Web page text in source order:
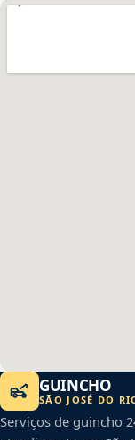
GUINCHO
SÃO JOSÉ DO
Serviços de guincho